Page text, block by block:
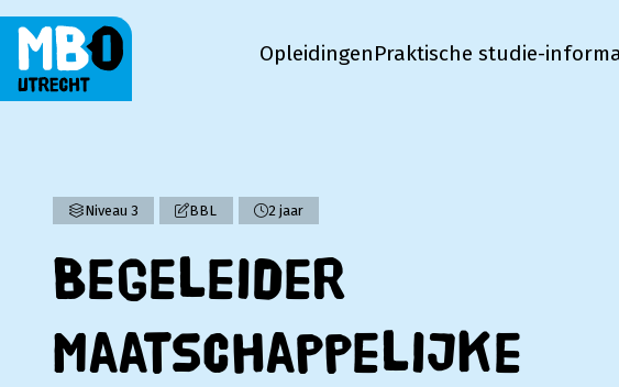
OpleidingenPraktische studie-
Niveau 3 BBL 2 jaar
Begeleider
maatschappelijke